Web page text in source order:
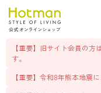
【重要】旧サイト会員の
す。
【重要】令和8年熊本地震